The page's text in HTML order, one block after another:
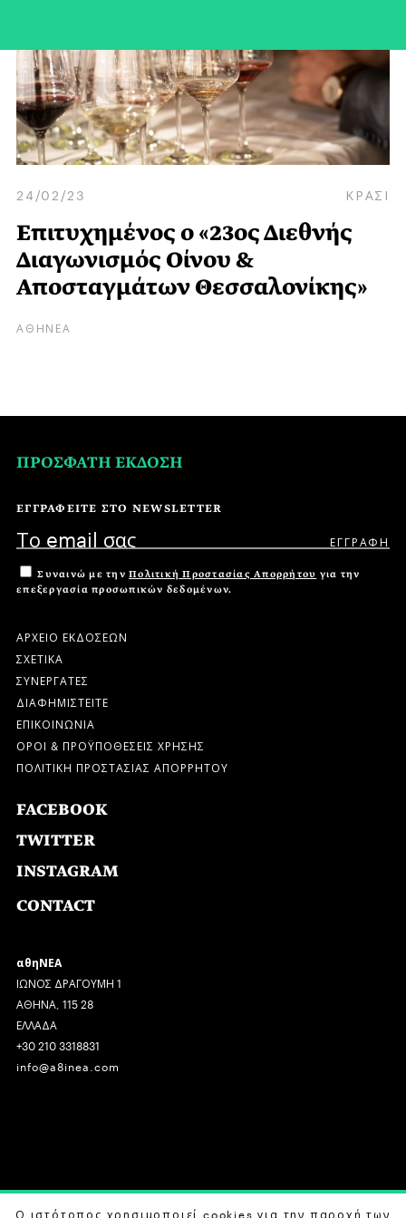
24/02/23 ΚΡΑΣΙ
Επιτυχημένος ο «23ος Διεθνής
Διαγωνισμός Οίνου &
Αποσταγμάτων Θεσσαλονίκης»
ΑΘΗΝΕΑ
ΠΡΟΣΦΑΤΗ ΕΚΔΟΣΗ
ΕΓΓΡΑΦΕΙΤΕ ΣΤΟ NEWSLETTER
Συναινώ με την Πολιτική Προστασίας Απορρήτου για την
επεξεργασία προσωπικών δεδομένων.
ΑΡΧΕΙΟ ΕΚΔΟΣΕΩΝ
ΣΧΕΤΙΚΑ
ΣΥΝΕΡΓΑΤΕΣ
ΔΙΑΦΗΜΙΣΤΕΙΤΕ
ΕΠΙΚΟΙΝΩΝΙΑ
ΟΡΟΙ & ΠΡΟΫΠΟΘΕΣΕΙΣ ΧΡΗΣΗΣ
ΠΟΛΙΤΙΚΗ ΠΡΟΣΤΑΣΙΑΣ ΑΠΟΡΡΗΤΟΥ
FACEBOOK
TWITTER
INSTAGRAM
CONTACT
αθηΝΕΑ
ΙΩΝΟΣ ΔΡΑΓΟΥΜΗ 1
ΑΘΗΝΑ, 115 28
ΕΛΛΑΔΑ
+30 210 3318831
info@a8inea.com
COPYRIGHT © 2026 αθηΝΕΑ, ALL RIGHTS RESERVED.
Ο ιστότοπος χρησιμοποιεί cookies για την παροχή των